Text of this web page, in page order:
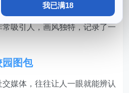
我已满18
。
吸引人，画风独特，记录了一
园图包
媒体，往往让人一眼就能辨认